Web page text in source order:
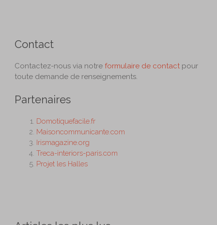
Contact
Contactez-nous via notre formulaire de contact pour
toute demande de renseignements.
Partenaires
Domotiquefacile.fr
Maisoncommunicante.com
Irismagazine.org
Treca-interiors-paris.com
Projet les Halles